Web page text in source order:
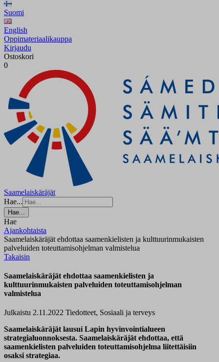
Suomi
English
Oppimateriaalikauppa
Kirjaudu
Ostoskori
0
Saamelaiskäräjät
Hae...
Hae...
Hae
Ajankohtaista
Saamelaiskäräjät ehdottaa saamenkielisten ja kulttuurinmukaisten
palveluiden toteuttamisohjelman valmistelua
Takaisin
Saamelaiskäräjät ehdottaa saamenkielisten ja
kulttuurinmukaisten palveluiden toteuttamisohjelman
valmistelua
Julkaistu 2.11.2022 Tiedotteet, Sosiaali ja terveys
Saamelaiskäräjät lausui Lapin hyvinvointialueen
strategialuonnoksesta. Saamelaiskäräjät ehdottaa, että
saamenkielisten palveluiden toteuttamisohjelma liitettäisiin
osaksi strategiaa.